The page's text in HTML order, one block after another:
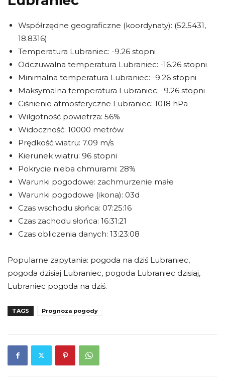
Współrzędne geograficzne (koordynaty): (52.5431,
18.8316)
Temperatura Lubraniec: -9.26 stopni
Odczuwalna temperatura Lubraniec: -16.26 stopni
Minimalna temperatura Lubraniec: -9.26 stopni
Maksymalna temperatura Lubraniec: -9.26 stopni
Ciśnienie atmosferyczne Lubraniec: 1018 hPa
Wilgotność powietrza: 56%
Widoczność: 10000 metrów
Prędkość wiatru: 7.09 m/s
Kierunek wiatru: 96 stopni
Pokrycie nieba chmurami: 28%
Warunki pogodowe: zachmurzenie małe
Warunki pogodowe (ikona): 03d
Czas wschodu słońca: 07:25:16
Czas zachodu słońca: 16:31:21
Czas obliczenia danych: 13:23:08
Popularne zapytania: pogoda na dziś Lubraniec,
pogoda dzisiaj Lubraniec, pogoda Lubraniec dzisiaj,
Lubraniec pogoda na dziś.
TAGS Prognoza pogody